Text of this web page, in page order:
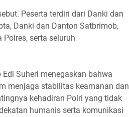
Peserta terdiri dari Danki dan
Danki dan Danton Satbrimob,
serta seluruh
Suheri menegaskan bahwa
menjaga stabilitas keamanan dan
kehadiran Polri yang tidak
humanis serta komunikasi